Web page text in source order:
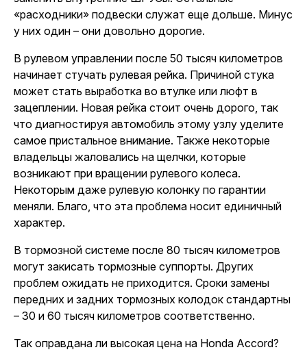
«расходники» подвески служат еще дольше. Минус
у них один – они довольно дорогие.
В рулевом управлении после 50 тысяч километров
начинает стучать рулевая рейка. Причиной стука
может стать выработка во втулке или люфт в
зацеплении. Новая рейка стоит очень дорого, так
что диагностируя автомобиль этому узлу уделите
самое пристальное внимание. Также некоторые
владельцы жаловались на щелчки, которые
возникают при вращении рулевого колеса.
Некоторым даже рулевую колонку по гарантии
меняли. Благо, что эта проблема носит единичный
характер.
В тормозной системе после 80 тысяч километров
могут закисать тормозные суппорты. Других
проблем ожидать не приходится. Сроки замены
передних и задних тормозных колодок стандартны
– 30 и 60 тысяч километров соответственно.
Так оправдана ли высокая цена на Honda Accord?